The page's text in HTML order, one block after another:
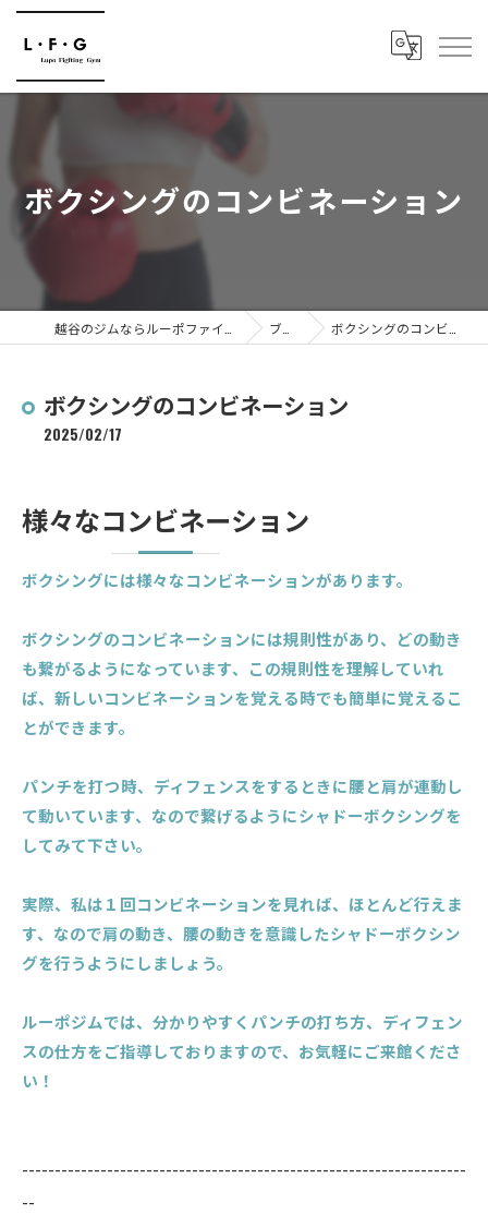
ボクシングのコンビネーション
ブログ ボクシングのコンビネーション
ボクシングのコンビネーション
2025/02/17
様々なコンビネーション
ボクシングには様々なコンビネーションがあります。
ボクシングのコンビネーションには規則性があり、どの動き
も繋がるようになっています、この規則性を理解していれ
ば、新しいコンビネーションを覚える時でも簡単に覚えるこ
とができます。
パンチを打つ時、ディフェンスをするときに腰と肩が連動し
て動いています、なので繋げるようにシャドーボクシングを
してみて下さい。
実際、私は１回コンビネーションを見れば、ほとんど行えま
す、なので肩の動き、腰の動きを意識したシャドーボクシン
グを行うようにしましょう。
ルーポジムでは、分かりやすくパンチの打ち方、ディフェン
スの仕方をご指導しておりますので、お気軽にご来館くださ
い！
--------------------------------------------------------------------
--